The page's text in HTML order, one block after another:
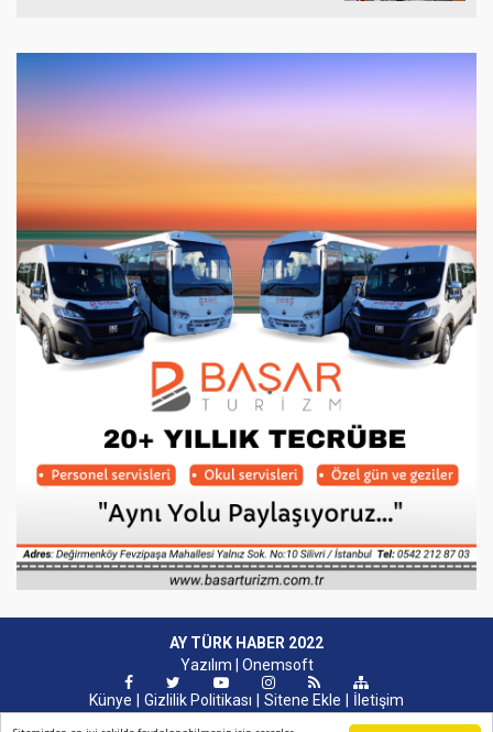
AY TÜRK HABER 2022
Yazılım | Onemsoft
Künye
Gizlilik Politikası Sitene Ekle İletişim